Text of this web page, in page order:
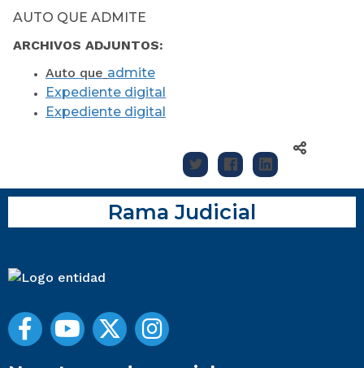
AUTO QUE ADMITE
ARCHIVOS ADJUNTOS:
Auto que admite
Expediente digital
Expediente digital
Rama Judicial